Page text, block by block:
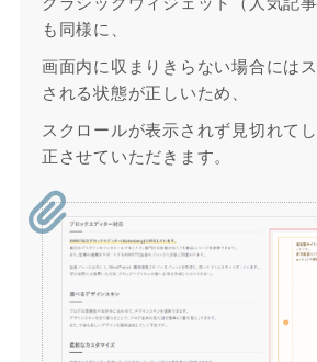
も同様に、
画面内に収まりきらない場合には
される状態が正しいため、
スクロールが表示されず見切れて
正させていただきます。